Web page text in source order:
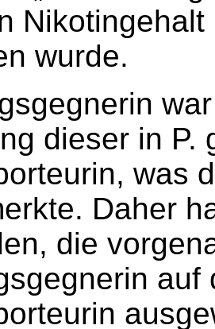
wurde.
dieser in P.
was
Daher
die